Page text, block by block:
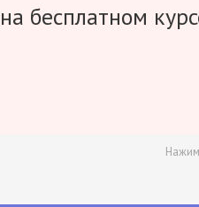
на бесплатном